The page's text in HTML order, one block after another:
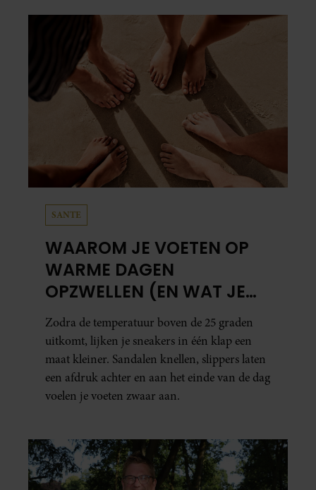
SANTE
WAAROM JE VOETEN OP
WARME DAGEN
OPZWELLEN (EN WAT JE
ERAAN KUNT DOEN)
Zodra de temperatuur boven de 25 graden
uitkomt, lijken je sneakers in één klap een
maat kleiner. Sandalen knellen, slippers laten
een afdruk achter en aan het einde van de dag
voelen je voeten zwaar aan.